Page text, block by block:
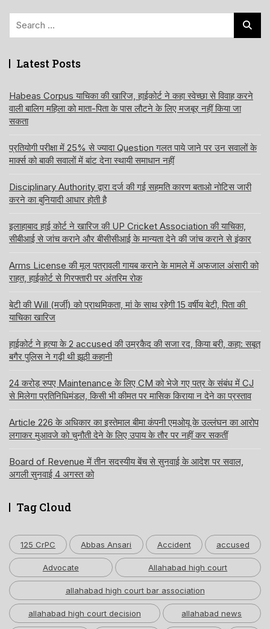
Latest Posts
Habeas Corpus याचिका की खारिज, हाईकोर्ट ने कहा स्वेच्छा से विवाह करने
वाली बालिग महिला को माता-पिता के पास लौटने के लिए मजबूर नहीं किया जा
सकता
प्रतियोगी परीक्षा में 25% से ज्यादा Question गलत पाये जाने पर उन सवालों के
मार्क्स को बाकी सवालों में बांट देना स्थायी समाधान नहीं
Disciplinary Authority द्वारा दर्ज की गई सहमति कारण बताओ नोटिस जारी
करने का बुनियादी आधार होती है
इलाहाबाद हाई कोर्ट ने खारिज की UP Cricket Association की याचिका,
सीबीआई से जांच कराने और बीसीसीआई के मान्यता देने की जांच कराने से इंकार
Arms License की मूल पत्रावली गायब कराने के मामले में अफजाल अंसारी को
राहत, हाईकोर्ट से गिरफ्तारी पर अंतरिम रोक
बेटी की Will (मर्जी) को प्राथमिकता, मां के साथ रहेगी 15 वर्षीय बेटी, पिता की
याचिका खारिज
हाईकोर्ट ने हत्या के 2 accused की उम्रकैद की सजा रद, किया बरी, कहा: सबूत
बगैर पुलिस ने गढ़ी थी झूठी कहानी
24 करोड़ रुपए Maintenance के लिए CM को भेजे गए पत्र के संबंध में CJ
से मिलेगा प्रतिनिधिमंडल, किसी भी कीमत पर मासिक किराया न देने का प्रस्ताव
Article 226 के अधिकार का इस्तेमाल बीमा कंपनी एमओयू के उल्लंघन का आरोप
लगाकर मुआवजे को चुनौती देने के लिए उपाय के तौर पर नहीं कर सकतीं
Board of Revenue में तीन सदस्यीय बेंच से सुनवाई के आदेश पर सवाल,
अगली सुनवाई 4 अगस्त को
Tag Cloud
125 CrPC Abbas Ansari Accident accused
Advocate Allahabad high court
allahabad high court bar association
allahabad high court decision allahabad news